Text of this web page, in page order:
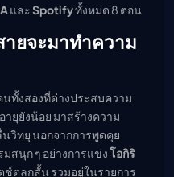
และ Spotifyทั้งหมด 8 ตอน
ายจะมาทำความ
ทั้งสองที่ต่างประสบความ
ยุยังน้อย มาสร้างความ
วิทยุ นอกจากการพูดคุย
สนุก ๆ อย่างการแข่งโอกิริ
ตลกสั้น รวมอยู่ในรายการ